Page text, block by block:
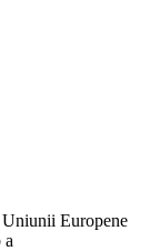
Uniunii Europene
a